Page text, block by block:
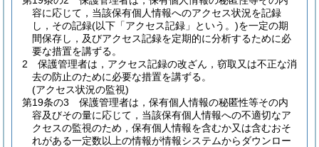
容に応じて，当該保有個人情報へのアクセス状況を記録
し，その記録(以下「アクセス記録」という。)を一定の期
間保存し，及びアクセス記録を定期的に分析するために必
要な措置を講ずる。
2
保護管理者は，アクセス記録の改ざん，窃取又は不正な消
去の防止のために必要な措置を講ずる。
(アクセス状況の監視)
第19条の3
保護管理者は，保有個人情報の秘匿性等その内
容及びその量に応じて，当該保有個人情報への不適切なア
クセスの監視のため，保有個人情報を含むか又は含むおそ
れがある一定数以上の情報が情報システムからダウンロー